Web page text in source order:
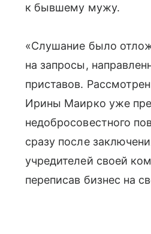
к бывшему мужу.
«Слушание было
на запросы,
приставов.
Ирины Маирко уже
недобросовестного
сразу после
учредителей своей
переписав бизнес на